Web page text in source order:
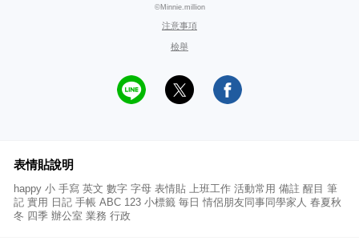
©Minnie.million
注意事項
檢舉
表情貼說明
happy 小 手寫 英文 數字 字母 表情貼 上班工作 活動常用 備註 醒目 筆
記 實用 日記 手帳 ABC 123 小標籤 毎日 情侶朋友同事同學家人 春夏秋
冬 四季 辦公室 業務 行政